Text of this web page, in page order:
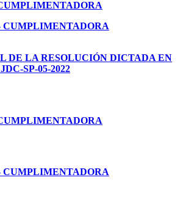
CUMPLIMENTADORA
DE LA RESOLUCIÓN DICTADA EN
SP-05-2022
CUMPLIMENTADORA